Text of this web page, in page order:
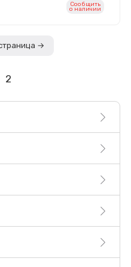
Сообщить
o наличии
→
2